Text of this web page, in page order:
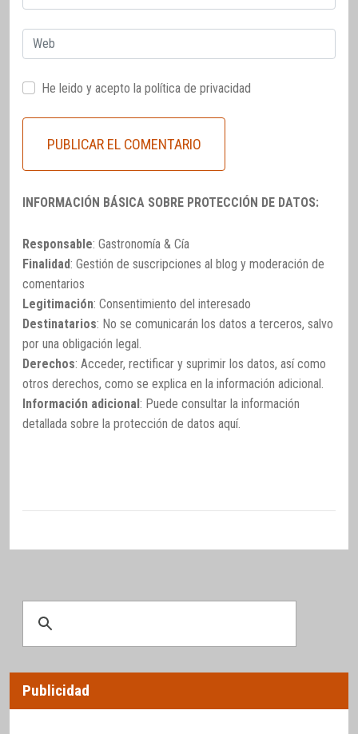
electrónico
Web
He leido y acepto la política de privacidad
INFORMACIÓN BÁSICA SOBRE PROTECCIÓN DE DATOS:
Responsable: Gastronomía & Cía
Finalidad: Gestión de suscripciones al blog y moderación de
comentarios
Legitimación: Consentimiento del interesado
Destinatarios: No se comunicarán los datos a terceros, salvo
por una obligación legal.
Derechos: Acceder, rectificar y suprimir los datos, así como
otros derechos, como se explica en la información adicional.
Información adicional : Puede consultar la información
detallada sobre la protección de datos aquí.
Publicidad